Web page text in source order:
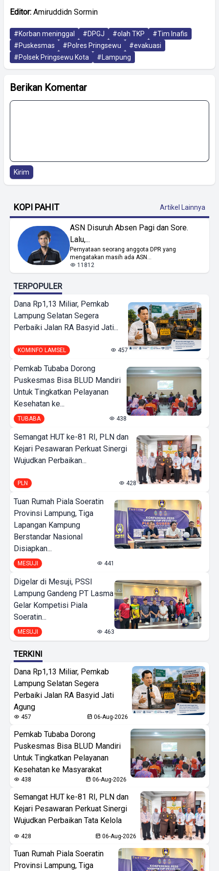
Editor: Amiruddidn Sormin
#Korban meninggal #DPGJ #olah TKP
#Tim Inafis
#Puskesmas
#Polres Pringsewu
#evakuasi
#Polsek Pringsewu Kota
#Lampung
Berikan Komentar
Kirim
KOPI PAHIT Artikel Lainnya
ASN Disuruh Absen Pagi dan Sore.
Lalu,...
Pernyataan seorang anggota DPR yang
mengatakan masih ada ASN...
11812
TERPOPULER
Dana Rp1,13 Miliar, Pemkab
Lampung Selatan Segera
Perbaiki Jalan RA Basyid Jati...
KOMINFO LAMSEL 457
Pemkab Tubaba Dorong
Puskesmas Bisa BLUD Mandiri
Untuk Tingkatkan Pelayanan
Kesehatan ke...
TUBABA 438
Semangat HUT ke-81 RI, PLN dan
Kejari Pesawaran Perkuat Sinergi
Wujudkan Perbaikan...
PLN 428
Tuan Rumah Piala Soeratin
Provinsi Lampung, Tiga
Lapangan Kampung
Berstandar Nasional
Disiapkan...
MESUJI 441
Digelar di Mesuji, PSSI
Lampung Gandeng PT Lasma
Gelar Kompetisi Piala
Soeratin...
MESUJI 463
TERKINI
Dana Rp1,13 Miliar, Pemkab
Lampung Selatan Segera
Perbaiki Jalan RA Basyid Jati
Agung
457 06-Aug-2026
Pemkab Tubaba Dorong
Puskesmas Bisa BLUD Mandiri
Untuk Tingkatkan Pelayanan
Kesehatan ke Masyarakat
438 06-Aug-2026
Semangat HUT ke-81 RI, PLN dan
Kejari Pesawaran Perkuat Sinergi
Wujudkan Perbaikan Tata Kelola
428 06-Aug-2026
Tuan Rumah Piala Soeratin
Provinsi Lampung, Tiga